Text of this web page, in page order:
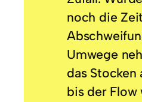
noch die
Umwege
das Stocken
bis der Flow